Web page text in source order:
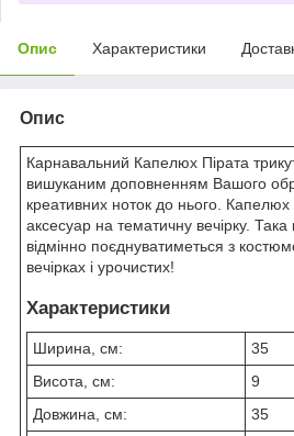
Опис Характеристики
Опис
Карнавальний Капелюх Пірата
вишуканим доповненням Вашого
креативних ноток до нього. Капелюх
аксесуар на тематичну вечірку.
відмінно поєднуватиметься з
вечірках і урочистих!
Характеристики
Ширина, см:
35
Висота, см:
9
Довжина, см:
35